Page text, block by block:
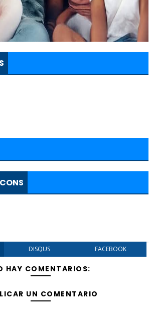
DISQUS FACEBOOK
HAY COMENTARIOS:
UN COMENTARIO